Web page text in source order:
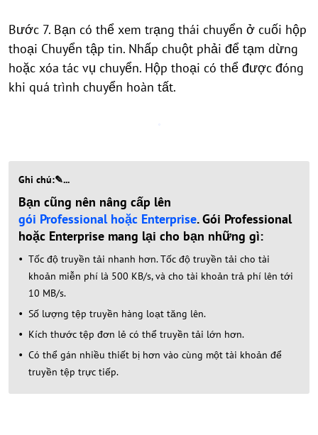
Bước 7. Bạn có thể xem trạng thái chuyển ở cuối hộp
thoại Chuyển tập tin. Nhấp chuột phải để tạm dừng
hoặc xóa tác vụ chuyển. Hộp thoại có thể được đóng
khi quá trình chuyển hoàn tất.
Ghi chú:✎...
Bạn cũng nên nâng cấp lên
gói Professional hoặc Enterprise. Gói Professional
hoặc Enterprise mang lại cho bạn những gì:
Tốc độ truyền tải nhanh hơn. Tốc độ truyền tải cho tài
khoản miễn phí là 500 KB/s, và cho tài khoản trả phí lên tới
10 MB/s.
Số lượng tệp truyền hàng loạt tăng lên.
Kích thước tệp đơn lẻ có thể truyền tải lớn hơn.
Có thể gán nhiều thiết bị hơn vào cùng một tài khoản để
truyền tệp trực tiếp.